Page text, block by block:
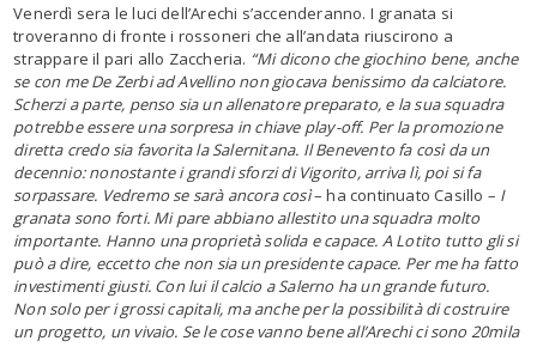
Venerdì sera le luci dell’Arechi s’accenderanno. I granata si
troveranno di fronte i rossoneri che all’andata riuscirono a
strappare il pari allo Zaccheria. “Mi dicono che giochino bene, anche
se con me De Zerbi ad Avellino non giocava benissimo da calciatore.
Scherzi a parte, penso sia un allenatore preparato, e la sua squadra
potrebbe essere una sorpresa in chiave play-off. Per la promozione
diretta credo sia favorita la Salernitana. Il Benevento fa così da un
decennio: nonostante i grandi sforzi di Vigorito, arriva lì, poi si fa
sorpassare. Vedremo se sarà ancora così– ha continuato Casillo – I
granata sono forti. Mi pare abbiano allestito una squadra molto
importante. Hanno una proprietà solida e capace. A Lotito tutto gli si
può a dire, eccetto che non sia un presidente capace. Per me ha fatto
investimenti giusti. Con lui il calcio a Salerno ha un grande futuro.
Non solo per i grossi capitali, ma anche per la possibilità di costruire
un progetto, un vivaio. Se le cose vanno bene all’Arechi ci sono 20mila